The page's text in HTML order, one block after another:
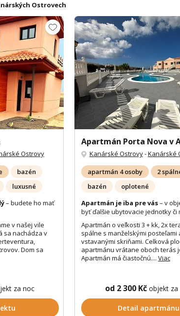
Ostrovech
Ostrovy
bazén
luxusné
– budete ho mať
v našej vile
sa nachádza v
Dom sa
za noc
Apartmán Porta Nova v
Kanárské Ostrovy-Kanárské
apartmán 4 osoby
2
bazén
oplotené
Apartmán je iba pre vás– v
byť ďalšie ubytovacie jednotky či
Apartmán o veľkosti 3 + kk, 2x
spálne s manželskými posteľami
vstavanými skriňami. Celková
apartmánu vrátane oboch terás
Apartmán má čiastočnú.... Viac
od 2 300 Kč objekt za
Detail apartmánu